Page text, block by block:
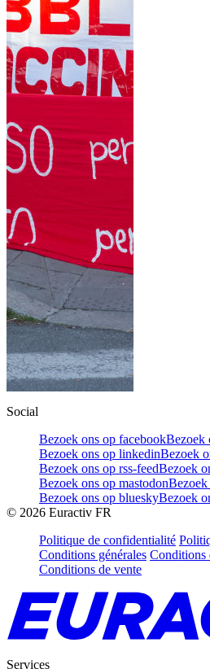
Social
Bezoek ons op facebookBezoek
Bezoek ons op linkedinBezoek
Bezoek ons op rss-feedBezoek
Bezoek ons op mastodonBezoek
Bezoek ons op blueskyBezoek
© 2026 Euractiv FR
Politique de confidentialité
Conditions générales Conditions
Conditions de vente
Services